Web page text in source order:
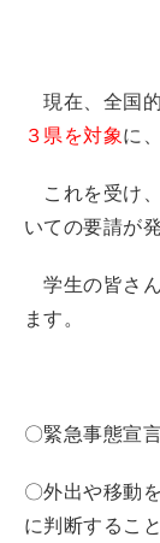
現在、全国
３県を対象に
これを受け
いての要請が
学生の皆さ
ます。
〇緊急事態宣
〇外出や移動
に判断するこ